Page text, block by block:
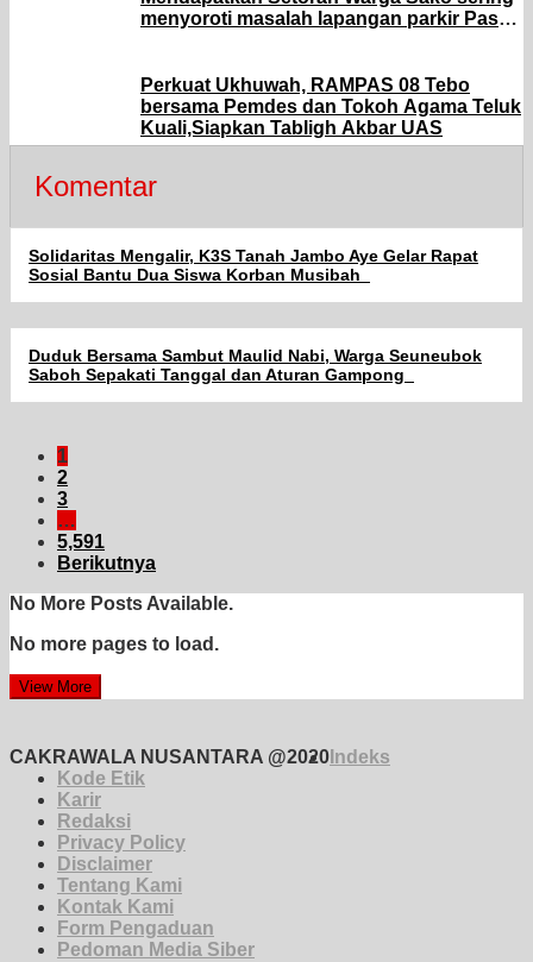
menyoroti masalah lapangan parkir Pasar
Perkuat Ukhuwah, RAMPAS 08 Tebo
bersama Pemdes dan Tokoh Agama Teluk
Kuali,Siapkan Tabligh Akbar UAS
Komentar
Solidaritas Mengalir, K3S Tanah Jambo Aye Gelar Rapat
Sosial Bantu Dua Siswa Korban Musibah
Duduk Bersama Sambut Maulid Nabi, Warga Seuneubok
Saboh Sepakati Tanggal dan Aturan Gampong
1
2
3
…
5,591
Berikutnya
No More Posts Available.
No more pages to load.
View More
CAKRAWALA NUSANTARA @2020 Indeks
Kode Etik
Karir
Redaksi
Privacy Policy
Disclaimer
Tentang Kami
Kontak Kami
Form Pengaduan
Pedoman Media Siber